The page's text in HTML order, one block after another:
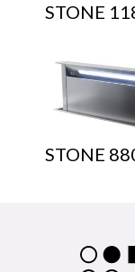
STONE
STONE